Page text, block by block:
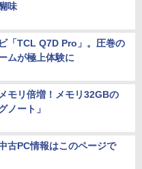
味
「TCL Q7D Pro」。圧巻の
ムが極上体験に
モリ倍増！メモリ32GBの
ノート」
古PC情報はこのページで